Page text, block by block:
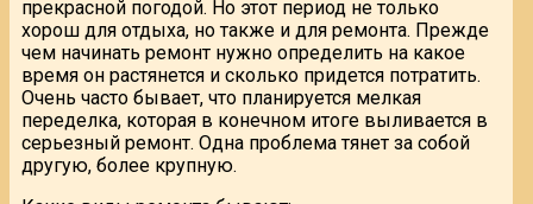
прекрасной погодой. Но этот период не только
хорош для отдыха, но также и для ремонта. Прежде
чем начинать ремонт нужно определить на какое
время он растянется и сколько придется потратить.
Очень часто бывает, что планируется мелкая
переделка, которая в конечном итоге выливается в
серьезный ремонт. Одна проблема тянет за собой
другую, более крупную.